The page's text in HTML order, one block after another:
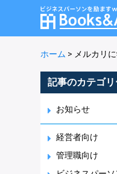
ホーム > メルカリ
記事のカテゴ
お知らせ
経営者向け
管理職向け